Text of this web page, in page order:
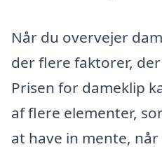
Når du overvejer
der flere faktorer,
Prisen for dameklip
af flere elementer,
at have in mente,